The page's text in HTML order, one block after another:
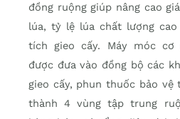
đồng ruộng giúp nâng cao
lúa, tỷ lệ lúa chất lượng
tích gieo cấy. Máy móc
được đưa vào đồng bộ các
gieo cấy, phun thuốc bảo
thành 4 vùng tập trung